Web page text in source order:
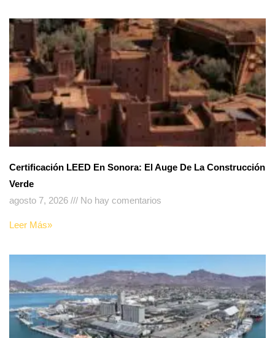
Certificación LEED En Sonora: El Auge De La Construcción
Verde
agosto 7, 2026
No hay comentarios
Leer Más»